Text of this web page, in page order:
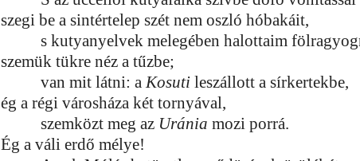
szegi be a sintértelep szét nem oszló hóbakáit,
s kutyanyelvek melegében halottaim
szemük tükre néz a tűzbe;
van mit látni: aKosuti leszállott a sírkertekbe,
ég a régi városháza két tornyával,
szemközt meg az Uránia mozi porrá.
Ég a váli erdő mélye!